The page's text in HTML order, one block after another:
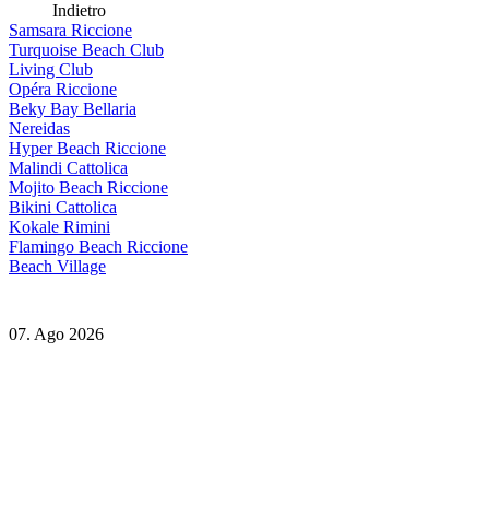
Indietro
Samsara Riccione
Turquoise Beach Club
Living Club
Opéra Riccione
Beky Bay Bellaria
Nereidas
Hyper Beach Riccione
Malindi Cattolica
Mojito Beach Riccione
Bikini Cattolica
Kokale Rimini
Flamingo Beach Riccione
Beach Village
07. Ago 2026